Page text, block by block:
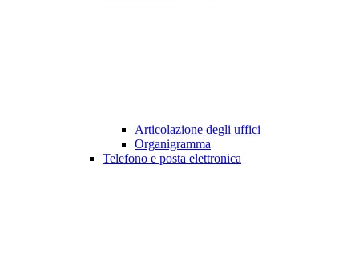
Articolazione degli uffici
Organigramma
Telefono e posta elettronica